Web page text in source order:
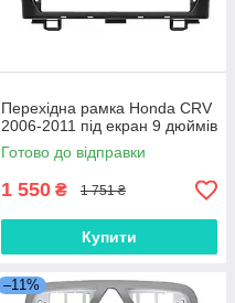
Перехідна рамка Honda CRV
2006-2011 під екран 9 дюймів
Готово до відправки
1 550 ₴ 1 751 ₴
Купити
–11%